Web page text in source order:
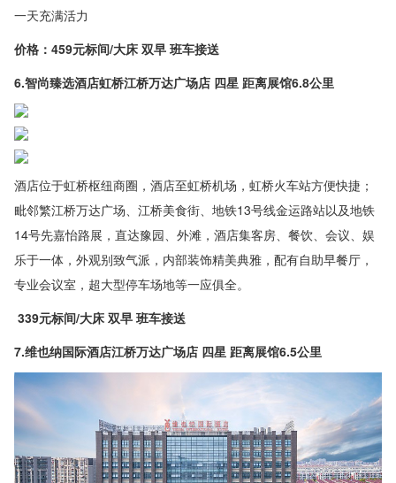
一天充满活力
价格：459元标间/大床 双早 班车接送
6.智尚臻选酒店虹桥江桥万达广场店 四星 距离展馆6.8公里
酒店位于虹桥枢纽商圈，酒店至虹桥机场，虹桥火车站方便快捷；
毗邻繁江桥万达广场、江桥美食街、地铁13号线金运路站以及地铁
14号先嘉怡路展，直达豫园、外滩，酒店集客房、餐饮、会议、娱
乐于一体，外观别致气派，内部装饰精美典雅，配有自助早餐厅，
专业会议室，超大型停车场地等一应俱全。
339元标间/大床 双早 班车接送
7.维也纳国际酒店江桥万达广场店 四星 距离展馆6.5公里